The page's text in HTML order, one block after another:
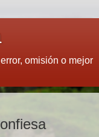
omisión o mejor